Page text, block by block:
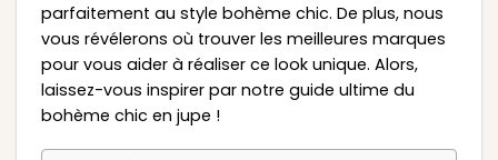
parfaitement au style bohème chic. De plus, nous
vous révélerons où trouver les meilleures marques
pour vous aider à réaliser ce look unique. Alors,
laissez-vous inspirer par notre guide ultime du
bohème chic en jupe !